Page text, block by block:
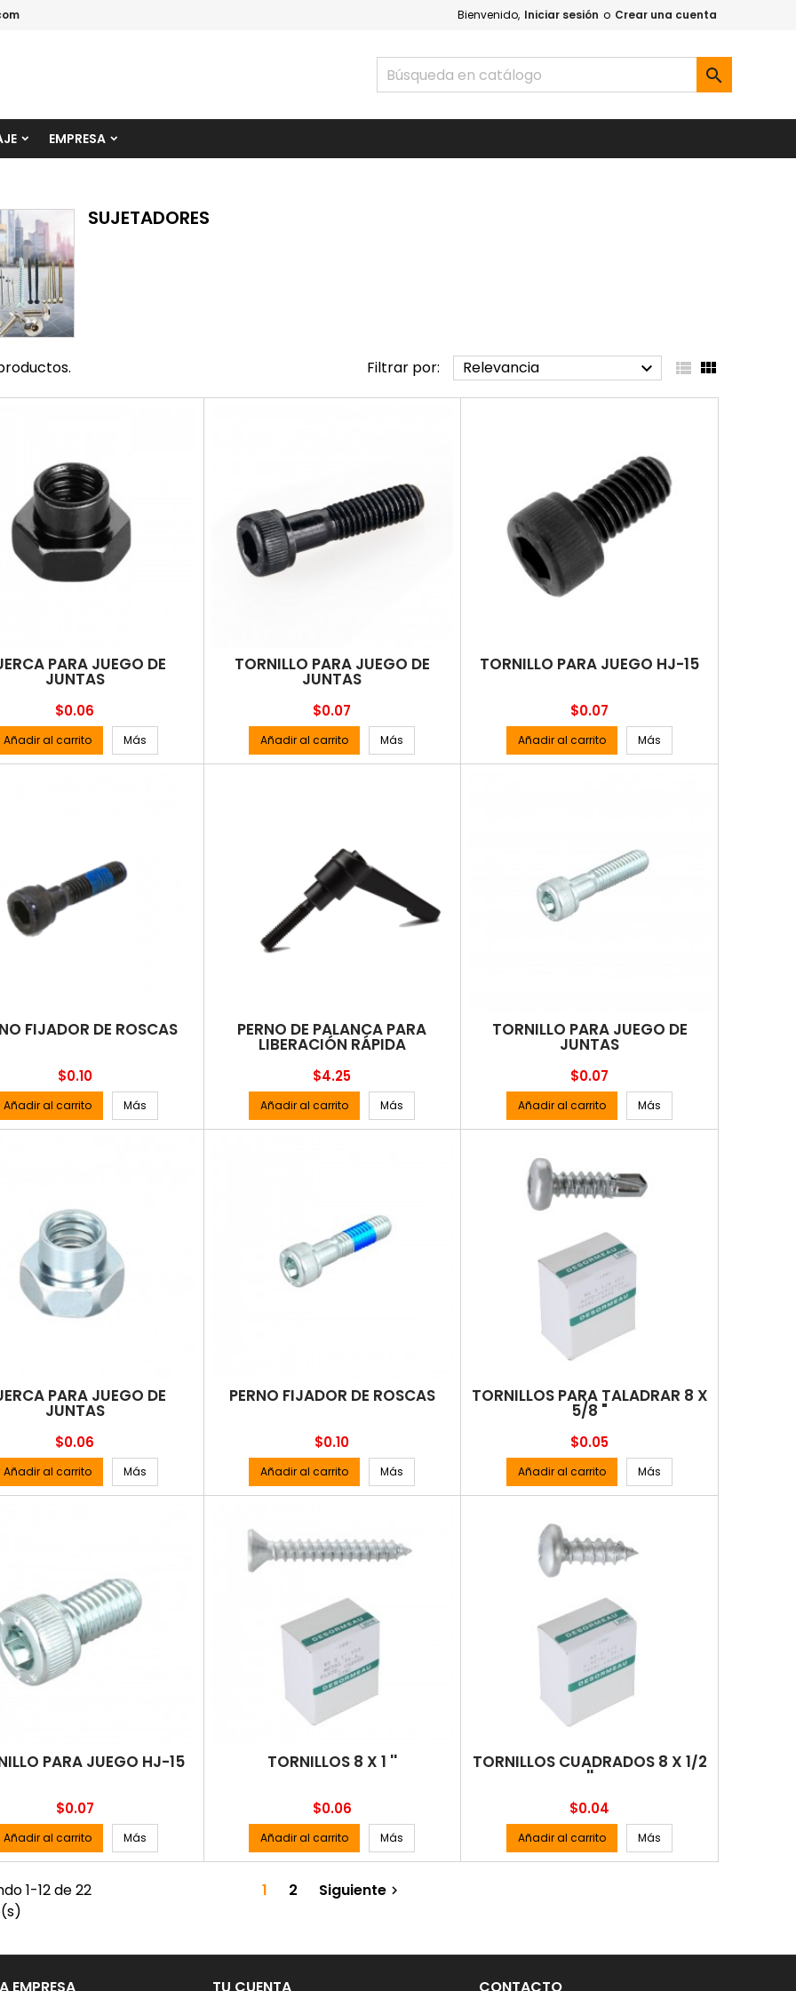
Bienvenido, Iniciar sesión o Crear una cuenta

EMPRESA
SUJETADORES
Filtrar por: Relevancia   
PARA JUEGO DE
JUNTAS
Precio
$0.06
Añadir al carrito Más
TORNILLO PARA JUEGO DE
JUNTAS
Precio
$0.07
Añadir al carrito Más
TORNILLO PARA JUEGO HJ-15
Precio
$0.07
Añadir al carrito Más
FIJADOR DE ROSCAS
Precio
$0.10
Añadir al carrito Más
PERNO DE PALANCA PARA
LIBERACIÓN RÁPIDA
Precio
$4.25
Añadir al carrito Más
TORNILLO PARA JUEGO DE
JUNTAS
Precio
$0.07
Añadir al carrito Más
PARA JUEGO DE
JUNTAS
Precio
$0.06
Añadir al carrito Más
PERNO FIJADOR DE ROSCAS
Precio
$0.10
Añadir al carrito Más
TORNILLOS PARA TALADRAR 8 X
5/8 "
Precio
$0.05
Añadir al carrito Más
PARA JUEGO HJ-15
Precio
$0.07
Añadir al carrito Más
TORNILLOS 8 X 1 ''
Precio
$0.06
Añadir al carrito Más
TORNILLOS CUADRADOS 8 X 1/2
''
Precio
$0.04
Añadir al carrito Más
1-12 de 22
1 2 Siguiente 
EMPRESA TU CUENTA CONTACTO